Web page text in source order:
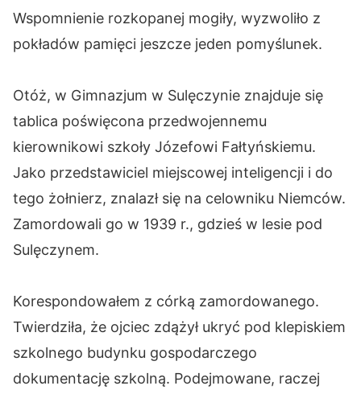
Wspomnienie rozkopanej mogiły, wyzwoliło z
pokładów pamięci jeszcze jeden pomyślunek.
Otóż, w Gimnazjum w Sulęczynie znajduje się
tablica poświęcona przedwojennemu
kierownikowi szkoły Józefowi Fałtyńskiemu.
Jako przedstawiciel miejscowej inteligencji i do
tego żołnierz, znalazł się na celowniku Niemców.
Zamordowali go w 1939 r., gdzieś w lesie pod
Sulęczynem.
Korespondowałem z córką zamordowanego.
Twierdziła, że ojciec zdążył ukryć pod klepiskiem
szkolnego budynku gospodarczego
dokumentację szkolną. Podejmowane, raczej